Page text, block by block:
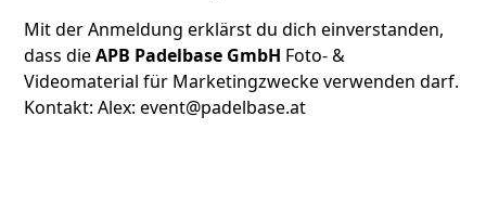
Mit der Anmeldung erklärst du dich einverstanden,
dass dieAPB Padelbase GmbH Foto- &
Videomaterial für Marketingzwecke verwenden darf.
Kontakt: Alex: event@padelbase.at